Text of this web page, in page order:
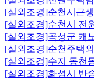
[실외조경]순천시근
[실외조경]순천시 전
[실외조경]곡성군 캐
[실외조경]순천주택
[실외조경]수지 동천
[실외조경]화성시 반